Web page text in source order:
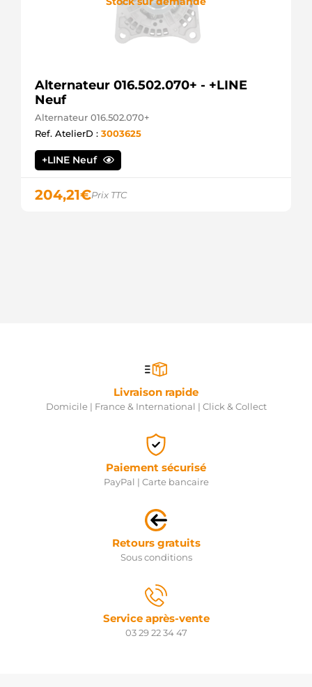
Alternateur 016.502.070+ - +LINE
Neuf
Alternateur 016.502.070+
Ref. AtelierD : 3003625
+LINE Neuf
204,21€Prix TTC
Livraison rapide
Domicile | France & International | Click & Collect
Paiement sécurisé
PayPal | Carte bancaire
Retours gratuits
Sous conditions
Service après-vente
03 29 22 34 47